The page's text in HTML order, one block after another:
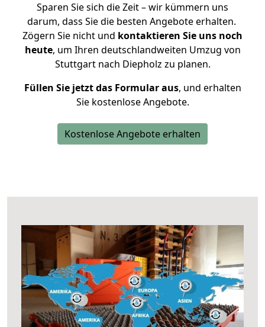
Sparen Sie sich die Zeit – wir kümmern uns
darum, dass Sie die besten Angebote erhalten.
Zögern Sie nicht und kontaktieren Sie uns noch
heute, um Ihren deutschlandweiten Umzug von
Stuttgart nach Diepholz zu planen.
Füllen Sie jetzt das Formular aus, und erhalten
Sie kostenlose Angebote.
Kostenlose Angebote erhalten